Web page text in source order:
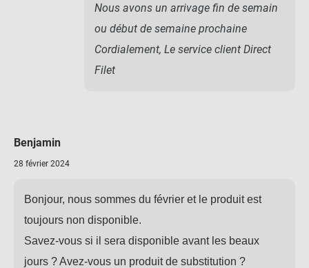
Nous avons un arrivage fin de semain
ou début de semaine prochaine
Cordialement, Le service client Direct
Filet
Benjamin
28 février 2024
Bonjour, nous sommes du février et le produit est
toujours non disponible.
Savez-vous si il sera disponible avant les beaux
jours ? Avez-vous un produit de substitution ?